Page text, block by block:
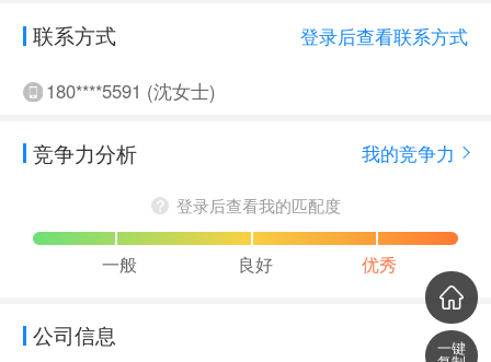
联系方式 登录后查看联系方式
180****5591 (沈女士)
竞争力分析 我的竞争力
登录后查看我的匹配度
一般 良好 优秀
公司信息 一键